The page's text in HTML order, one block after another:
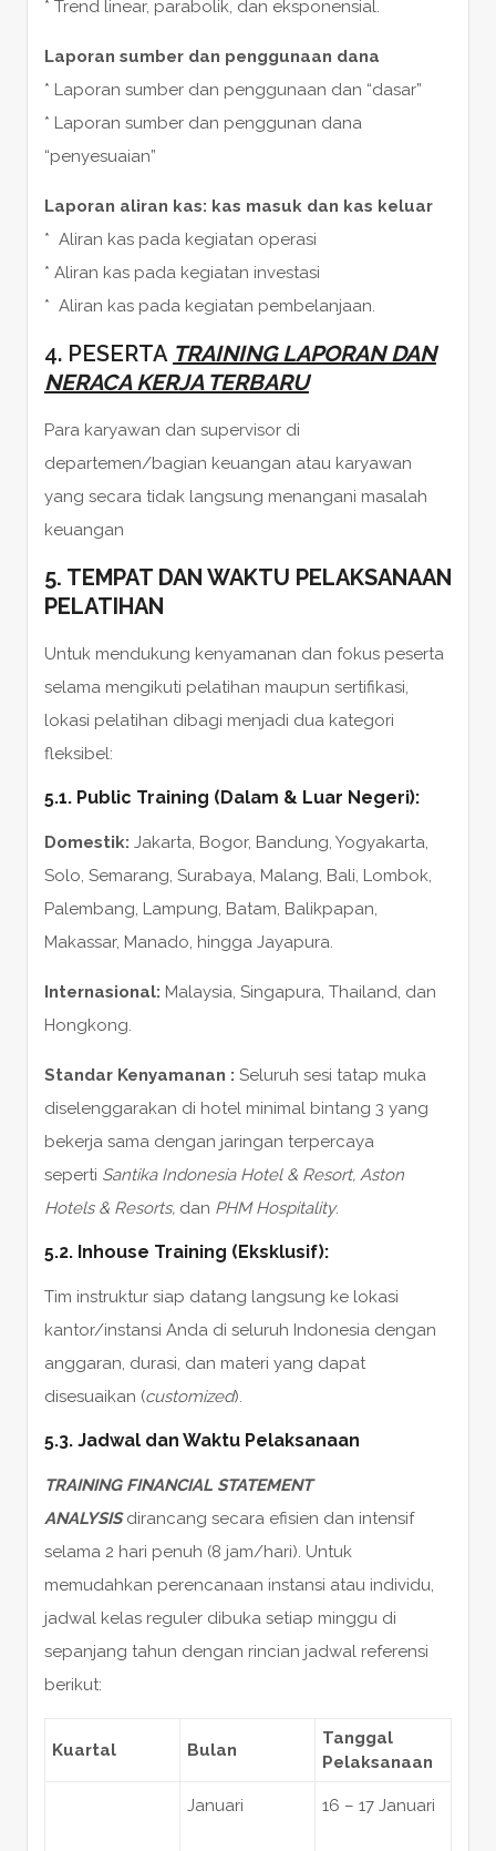
* Trend linear, parabolik, dan eksponensial.
Laporan sumber dan penggunaan dana
* Laporan sumber dan penggunaan dan “dasar”
* Laporan sumber dan penggunan dana
“penyesuaian”
Laporan aliran kas: kas masuk dan kas keluar
* Aliran kas pada kegiatan operasi
* Aliran kas pada kegiatan investasi
* Aliran kas pada kegiatan pembelanjaan.
4. PESERTA TRAINING LAPORAN DAN
NERACA KERJA TERBARU
Para karyawan dan supervisor di
departemen/bagian keuangan atau karyawan
yang secara tidak langsung menangani masalah
keuangan
5. TEMPAT DAN WAKTU PELAKSANAAN
PELATIHAN
Untuk mendukung kenyamanan dan fokus peserta
selama mengikuti pelatihan maupun sertifikasi,
lokasi pelatihan dibagi menjadi dua kategori
fleksibel:
5.1. Public Training (Dalam & Luar Negeri):
Domestik: Jakarta, Bogor, Bandung, Yogyakarta,
Solo, Semarang, Surabaya, Malang, Bali, Lombok,
Palembang, Lampung, Batam, Balikpapan,
Makassar, Manado, hingga Jayapura.
Internasional: Malaysia, Singapura, Thailand, dan
Hongkong.
Standar Kenyamanan : Seluruh sesi tatap muka
diselenggarakan di hotel minimal bintang 3 yang
bekerja sama dengan jaringan terpercaya
seperti Santika Indonesia Hotel & Resort, Aston
Hotels & Resorts,dan PHM Hospitality.
5.2. Inhouse Training (Eksklusif):
Tim instruktur siap datang langsung ke lokasi
kantor/instansi Anda di seluruh Indonesia dengan
anggaran, durasi, dan materi yang dapat
disesuaikan (customized).
5.3. Jadwal dan Waktu Pelaksanaan
TRAINING FINANCIAL STATEMENT
ANALYSISdirancang secara efisien dan intensif
selama 2 hari penuh (8 jam/hari). Untuk
memudahkan perencanaan instansi atau individu,
jadwal kelas reguler dibuka setiap minggu di
sepanjang tahun dengan rincian jadwal referensi
berikut:
Kuartal Bulan
Tanggal
Pelaksanaan
Januari 16 – 17 Januari